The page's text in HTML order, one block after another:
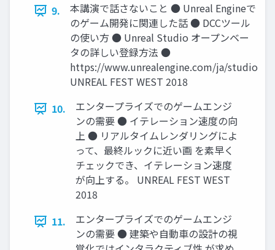
9.
本講演で話さないこと ● Unreal Engineで
のゲーム開発に関連した話 ● DCCツール
の使い方 ● Unreal Studio オープンベー
タの詳しい登録方法 ●
https://www.unrealengine.com/ja/studio
UNREAL FEST WEST 2018
10.
エンタープライズでのゲームエンジ
ンの需要 ● イテレーション速度の向
上 ● リアルタイムレンダリングによ
って、最終ルックに近い画 を素早く
チェックでき、イテレーション速度
が向上する。 UNREAL FEST WEST
2018
11.
エンタープライズでのゲームエンジ
ンの需要 ● 建築や自動車の設計の視